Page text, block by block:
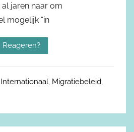
jaren naar om
mogelijk “in
Reageren?
Internationaal, Migratiebeleid,